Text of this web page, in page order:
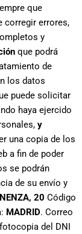
que
corregir errores,
y
que podrá
de
los datos
puede solicitar
haya ejercido
y
una copia de los
a fin de poder
se podrán
de su envío y
20 Código
MADRID. Correo
del DNI